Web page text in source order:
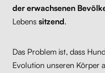
der erwachsenen
Lebens sitzend.
Das Problem ist, dass
Evolution unseren Körper